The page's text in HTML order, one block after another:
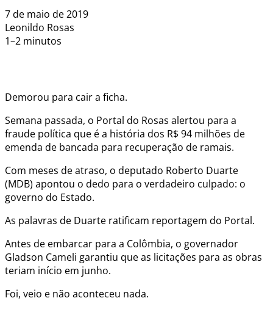
7 de maio de 2019
Leonildo Rosas
1–2 minutos
Demorou para cair a ficha.
Semana passada, o Portal do Rosas alertou para a
fraude política que é a história dos R$ 94 milhões de
emenda de bancada para recuperação de ramais.
Com meses de atraso, o deputado Roberto Duarte
(MDB) apontou o dedo para o verdadeiro culpado: o
governo do Estado.
As palavras de Duarte ratificam reportagem do Portal.
Antes de embarcar para a Colômbia, o governador
Gladson Cameli garantiu que as licitações para as obras
teriam início em junho.
Foi, veio e não aconteceu nada.